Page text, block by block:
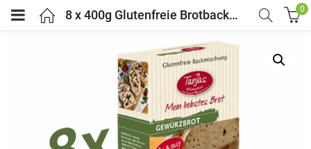
8 x 400g Glutenfreie Brotbackmischung GEWÜRZBROT – Tanjas glutenfrei 0